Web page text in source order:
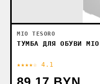
MIO TESORO
ТУМБА ДЛЯ ОБУВИ
★★★★☆ 4.1